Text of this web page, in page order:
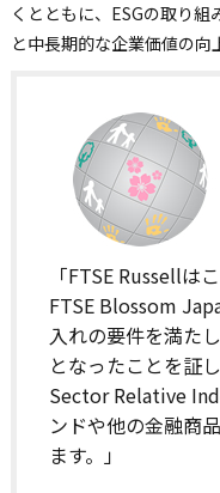
くとともに、ESGの取り
と中長期的な企業価値の向
「FTSE Russellは
FTSE Blossom
入れの要件を満た
となったことを証
Sector Relative
ンドや他の金融商
ます。」